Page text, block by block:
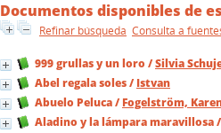
Documentos disponibles de
Refinar búsqueda Consulta a
999 grullas y un loro /Silvia
Abel regala soles/ Istvan
Abuelo Peluca/ Fogelström,
Aladino y la lámpara maravillosa